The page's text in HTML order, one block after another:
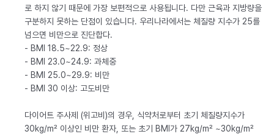
로 하지 않기 때문에 가장 보편적으로 사용됩니다. 다만 근육과 지방량을
구분하지 못하는 단점이 있습니다. 우리나라에서는 체질량 지수가 25를
넘으면 비만으로 진단합다.
- BMI 18.5~22.9: 정상
- BMI 23.0~24.9: 과체중
- BMI 25.0~29.9: 비만
- BMI 30 이상: 고도비만
다이어트 주사제 (위고비)의 경우, 식약처로부터 초기 체질량지수가
30kg/m² 이상인 비만 환자, 또는 초기 BMI가 27kg/m² ~30kg/m²